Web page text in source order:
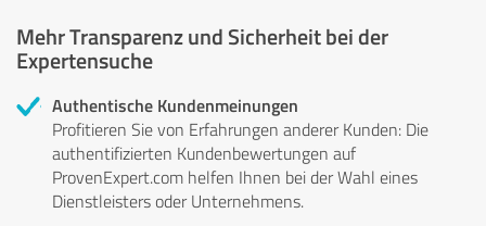
Mehr Transparenz und Sicherheit bei der
Expertensuche
Authentische Kundenmeinungen
Profitieren Sie von Erfahrungen anderer Kunden: Die
authentifizierten Kundenbewertungen auf
ProvenExpert.com helfen Ihnen bei der Wahl eines
Dienstleisters oder Unternehmens.